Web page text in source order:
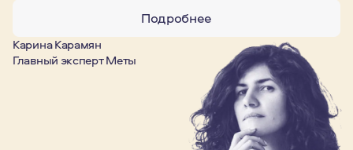
Подробнее
Карина Карамян
Главный эксперт Меты